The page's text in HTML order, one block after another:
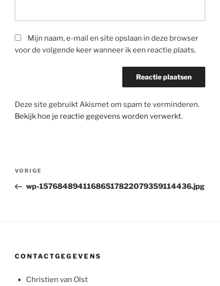
Mijn naam, e-mail en site opslaan in deze browser
voor de volgende keer wanneer ik een reactie plaats.
Deze site gebruikt Akismet om spam te verminderen.
Bekijk hoe je reactie gegevens worden verwerkt.
Bericht
Vorig
bericht
VORIGE
wp-15768489411686517822079359114436.jpg
CONTACTGEGEVENS
Christien van Olst